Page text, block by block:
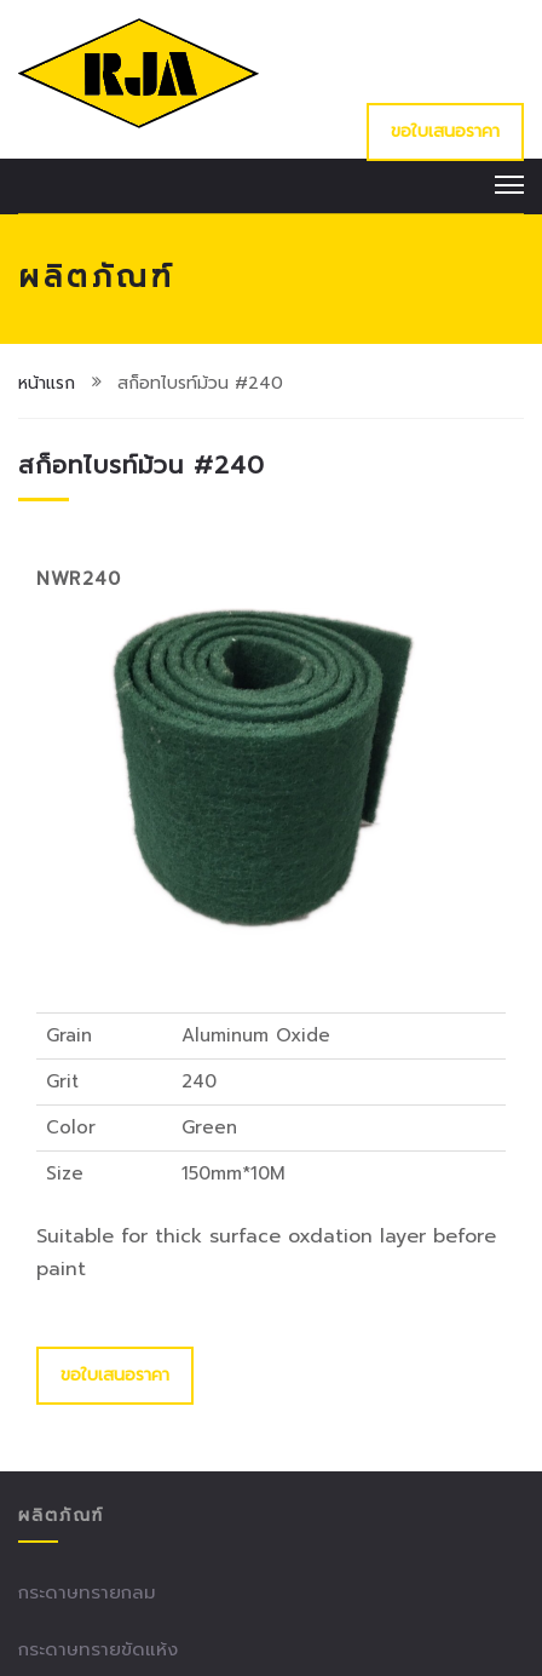
ขอใบเสนอราคา
ผลิตภัณฑ์
หน้าแรก สก็อทไบรท์ม้วน #240
สก็อทไบรท์ม้วน #240
NWR240
Grain
Aluminum Oxide
Grit
240
Color
Green
Size
150mm*10M
Suitable for thick surface oxdation layer before
paint
ขอใบเสนอราคา
ผลิตภัณฑ์
กระดาษทรายกลม
กระดาษทรายขัดแห้ง